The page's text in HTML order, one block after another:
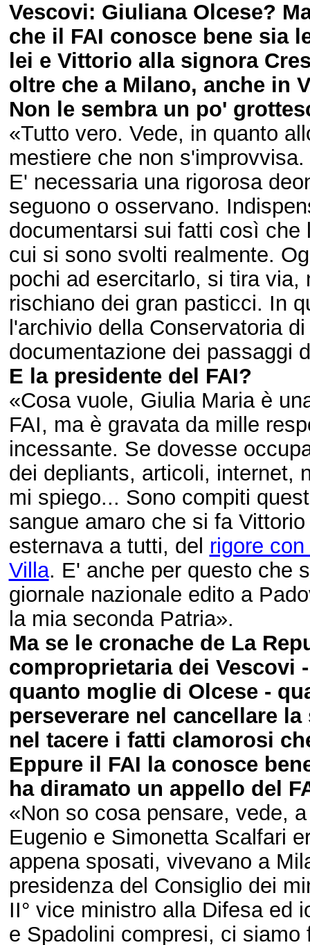
Vescovi: Giuliana Olcese?
che il FAI conosce bene sia
lei e Vittorio alla signora
oltre che a Milano, anche in
Non le sembra un po'
«Tutto vero. Vede, in quanto
mestiere che non s'improvvisa.
E' necessaria una rigorosa
seguono o osservano.
documentarsi sui fatti così che
cui si sono svolti realmente.
pochi ad esercitarlo, si tira
rischiano dei gran pasticci. In
l'archivio della Conservatoria
documentazione dei passaggi
E la presidente del FAI?
«Cosa vuole, Giulia Maria è
FAI, ma è gravata da mille
incessante. Se dovesse
dei depliants, articoli, internet,
mi spiego... Sono compiti
sangue amaro che si fa
esternava a tutti, del rigore
Villa. E' anche per questo che
giornale nazionale edito a
la mia seconda Patria».
Ma se le cronache de La
comproprietaria dei Vescovi
quanto moglie di Olcese -
perseverare nel cancellare
nel tacere i fatti clamorosi
Eppure il FAI la conosce
ha diramato un appello del
«Non so cosa pensare, vede,
Eugenio e Simonetta Scalfari
appena sposati, vivevano a
presidenza del Consiglio dei
II° vice ministro alla Difesa ed
e Spadolini compresi, ci